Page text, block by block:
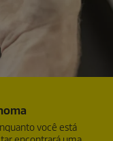
você está